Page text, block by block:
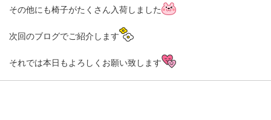
その他にも椅子がたくさん入荷しました
次回のブログでご紹介します
それでは本日もよろしくお願い致します